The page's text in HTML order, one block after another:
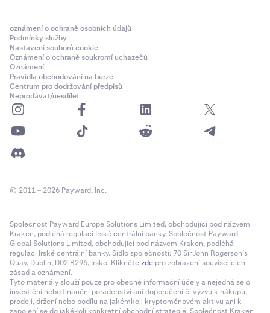
oznámení o ochraně osobních údajů
Podmínky služby
Nastavení souborů cookie
Oznámení o ochraně soukromí uchazečů
Oznámení
Pravidla obchodování na burze
Centrum pro dodržování předpisů
Neprodávat/nesdílet
© 2011 – 2026 Payward, Inc.
Společnost Payward Europe Solutions Limited, obchodující pod názvem
Kraken, podléhá regulaci Irské centrální banky. Společnost Payward
Global Solutions Limited, obchodující pod názvem Kraken, podléhá
regulaci Irské centrální banky. Sídlo společnosti: 70 Sir John Rogerson’s
Quay, Dublin, D02 R296, Irsko. Kliknětezde pro zobrazení souvisejících
zásad a oznámení.
Tyto materiály slouží pouze pro obecné informační účely a nejedná se o
investiční nebo finanční poradenství ani doporučení či výzvu k nákupu,
prodeji, držení nebo podílu na jakémkoli kryptoměnovém aktivu ani k